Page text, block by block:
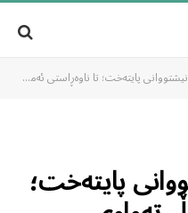
تا ناوەڕاستی ئەمساڵ تەواوی هەولێر دەبێتە خاوەنی کارەبای ٢٤ کاتژمێری
پایتەخت؛